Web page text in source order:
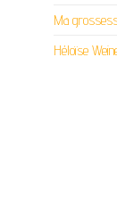
Ma
Héloïse